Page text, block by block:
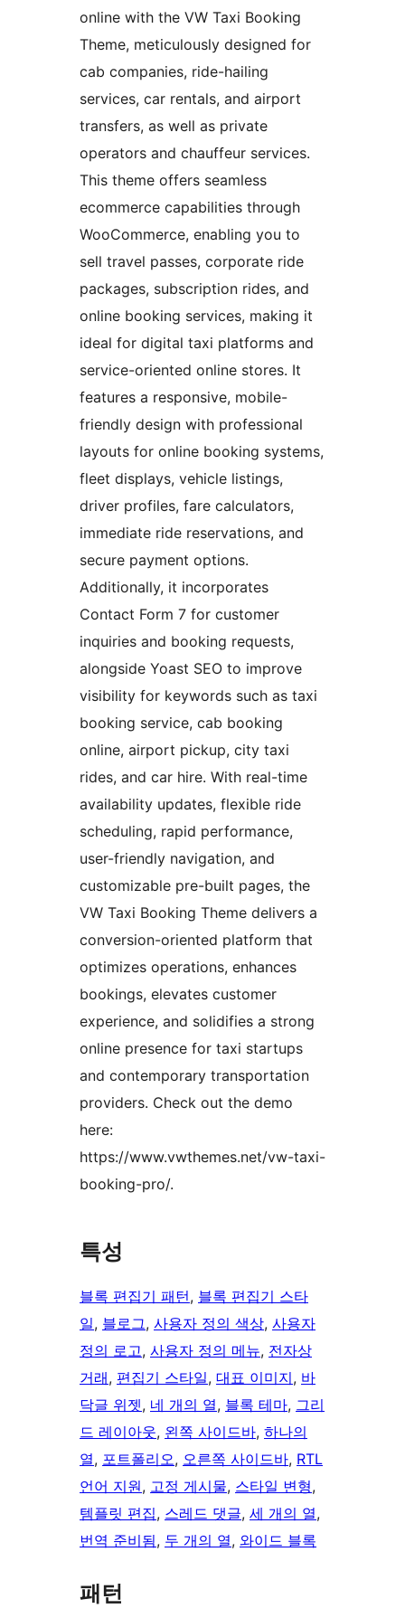
online with the VW Taxi Booking
Theme, meticulously designed for
cab companies, ride-hailing
services, car rentals, and airport
transfers, as well as private
operators and chauffeur services.
This theme offers seamless
ecommerce capabilities through
WooCommerce, enabling you to
sell travel passes, corporate ride
packages, subscription rides, and
online booking services, making it
ideal for digital taxi platforms and
service-oriented online stores. It
features a responsive, mobile-
friendly design with professional
layouts for online booking systems,
fleet displays, vehicle listings,
driver profiles, fare calculators,
immediate ride reservations, and
secure payment options.
Additionally, it incorporates
Contact Form 7 for customer
inquiries and booking requests,
alongside Yoast SEO to improve
visibility for keywords such as taxi
booking service, cab booking
online, airport pickup, city taxi
rides, and car hire. With real-time
availability updates, flexible ride
scheduling, rapid performance,
user-friendly navigation, and
customizable pre-built pages, the
VW Taxi Booking Theme delivers a
conversion-oriented platform that
optimizes operations, enhances
bookings, elevates customer
experience, and solidifies a strong
online presence for taxi startups
and contemporary transportation
providers. Check out the demo
here:
https://www.vwthemes.net/vw-taxi-
booking-pro/.
특성
블록 편집기 패턴, 블록 편집기 스타
일, 블로그, 사용자 정의 색상, 사용자
정의 로고, 사용자 정의 메뉴, 전자상
거래, 편집기 스타일, 대표 이미지, 바
닥글 위젯, 네 개의 열, 블록 테마, 그리
드 레이아웃, 왼쪽 사이드바, 하나의
열, 포트폴리오, 오른쪽 사이드바, RTL
언어 지원, 고정 게시물, 스타일 변형
템플릿 편집, 스레드 댓글, 세 개의 열
번역 준비됨, 두 개의 열, 와이드 블록
패턴